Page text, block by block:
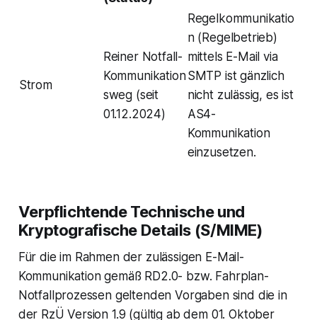
Strom
Reiner Notfall-
Kommunikation
sweg (seit
01.12.2024)
Regelkommunikatio
n (Regelbetrieb)
mittels E-Mail via
SMTP ist gänzlich
nicht zulässig, es ist
AS4-
Kommunikation
einzusetzen.
Verpflichtende Technische und
Kryptografische Details (S/MIME)
Für die im Rahmen der zulässigen E-Mail-
Kommunikation gemäß RD2.0- bzw. Fahrplan-
Notfallprozessen geltenden Vorgaben sind die in
der RzÜ Version 1.9 (gültig ab dem 01. Oktober